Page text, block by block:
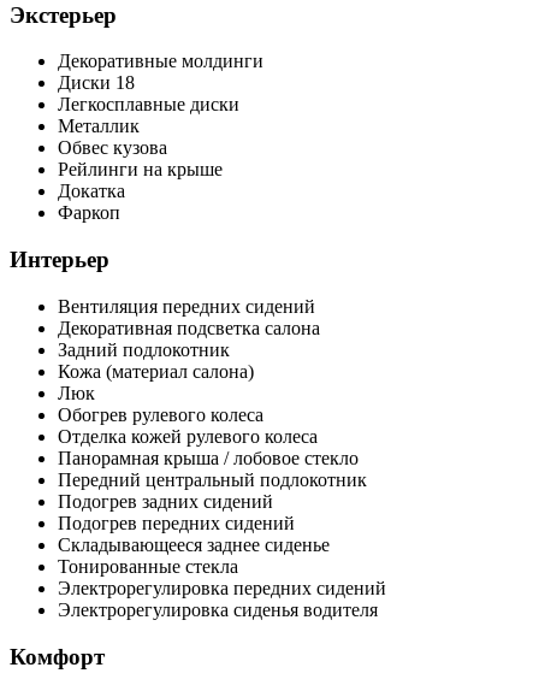
Экстерьер
Декоративные молдинги
Диски 18
Легкосплавные диски
Металлик
Обвес кузова
Рейлинги на крыше
Докатка
Фаркоп
Интерьер
Вентиляция передних сидений
Декоративная подсветка салона
Задний подлокотник
Кожа (материал салона)
Люк
Обогрев рулевого колеса
Отделка кожей рулевого колеса
Панорамная крыша / лобовое стекло
Передний центральный подлокотник
Подогрев задних сидений
Подогрев передних сидений
Складывающееся заднее сиденье
Тонированные стекла
Электрорегулировка передних сидений
Электрорегулировка сиденья водителя
Комфорт